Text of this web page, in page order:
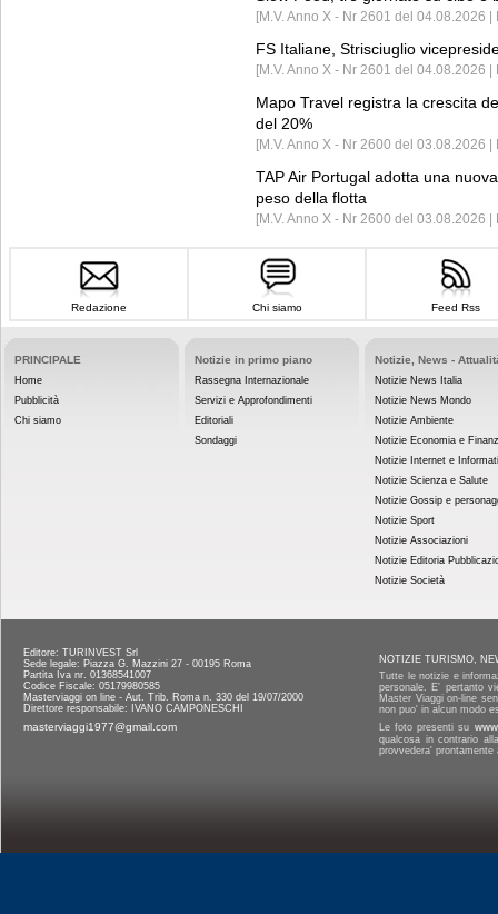
[M.V. Anno X - Nr 2601 del 04.08.2026 |
FS Italiane, Strisciuglio
[M.V. Anno X - Nr 2601 del 04.08.2026 |
Mapo Travel registra la crescita
del 20%
[M.V. Anno X - Nr 2600 del 03.08.2026 |
TAP Air Portugal adotta una
peso della flotta
[M.V. Anno X - Nr 2600 del 03.08.2026
Redazione Chi siamo Feed Rss
PRINCIPALE
Home
Pubblicità
Chi siamo
Notizie in primo piano
Rassegna Internazionale
Servizi e Approfondimenti
Editoriali
Sondaggi
Notizie, News -
Notizie News Italia
Notizie News Mondo
Notizie Ambiente
Notizie Economia e
Notizie Internet e
Notizie Scienza e Salute
Notizie Gossip e
Notizie Sport
Notizie Associazioni
Notizie Editoria
Notizie Società
Editore: TURINVEST Srl
Sede legale: Piazza G. Mazzini 27 - 00195 Roma
Partita Iva nr. 01368541007
Codice Fiscale: 05179980585
Masterviaggi on line - Aut. Trib. Roma n. 330 del 19/07/2000
Direttore responsabile: IVANO CAMPONESCHI
masterviaggi1977@gmail.com
NOTIZIE TURISMO,
Tutte le notizie e
personale. E' pertanto
Master Viaggi on-line
non puo' in alcun modo
Le foto presenti su
qualcosa in contrario
provvedera'